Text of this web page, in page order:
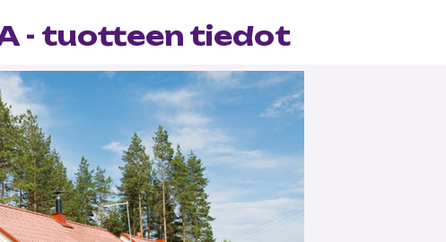
- tuotteen tiedot